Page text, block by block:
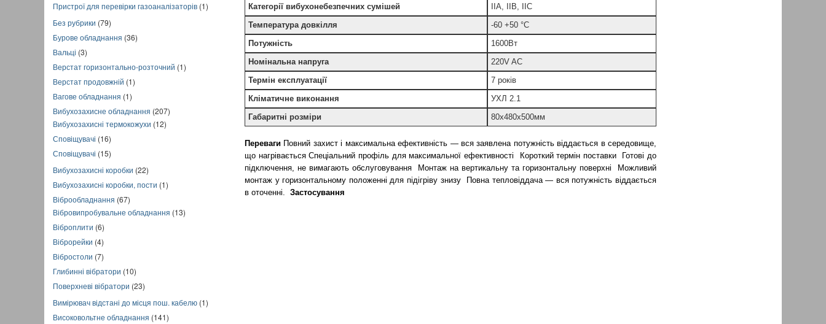
Пристрої для перевірки газоаналізаторів (1)
Без рубрики (79)
Бурове обладнання (36)
Вальці (3)
Верстат горизонтально-розточний (1)
Верстат продовжній (1)
Вагове обладнання (1)
Вибухозахисне обладнання (207)
Вибухозахисні термокожухи (12)
Сповіщувачі (16)
Сповіщувачі (15)
Вибухозахисні коробки (22)
Вибухозахисні коробки, пости (1)
Віброобладнання (67)
Вібровипробувальне обладнання (13)
Віброплити (6)
Віброрейки (4)
Вібростоли (7)
Глибинні вібратори (10)
Поверхневі вібратори (23)
Вимірювач відстані до місця пош. кабелю (1)
Високовольтне обладнання (141)
Категорії вибухонебезпечних сумішей
IIA, IIB, IIC
Температура довкілля
-60 +50 °C
Потужність
1600Вт
Номінальна напруга
220V AC
Термін експлуатації
7 років
Кліматичне виконання
УХЛ 2.1
Габаритні розміри
80x480x500мм
Переваги Повний захист і максимальна ефективність — вся заявлена ​​потужність віддається в середовище,
що нагріваєтьсяСпеціальний профіль для максимальної ефективності Короткий термін поставки
Готові до
підключення, не вимагають обслуговування
Монтаж на вертикальну та горизонтальну поверхні
Можливий
монтаж у горизонтальному положенні для підігріву знизу
Повна тепловіддача — вся потужність віддається
в оточенні. Застосування